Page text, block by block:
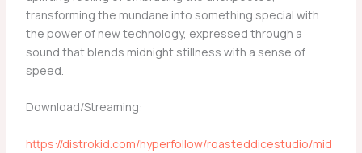
transforming the mundane into something special with
the power of new technology, expressed through a
sound that blends midnight stillness with a sense of
speed.
Download/Streaming:
https://distrokid.com/hyperfollow/roasteddicestudio/mid